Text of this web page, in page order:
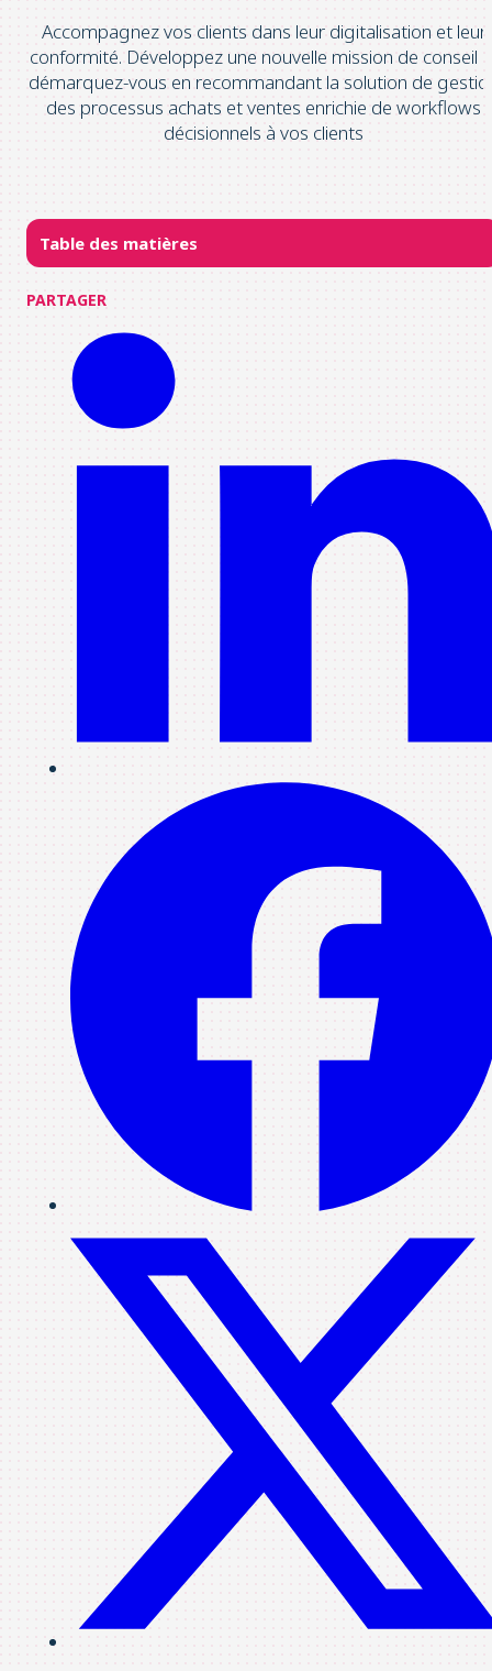
Accompagnez vos clients dans leur digitalisation et leur
conformité. Développez une nouvelle mission de conseil
démarquez-vous en recommandant la solution de
des processus achats et ventes enrichie de workflows
décisionnels à vos clients
Table des matières
PARTAGER